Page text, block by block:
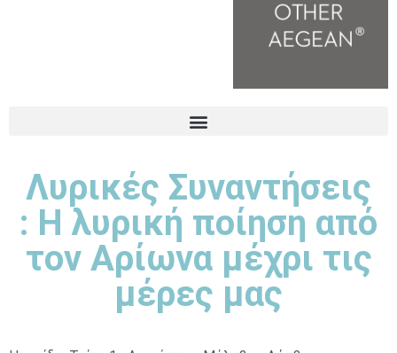
Λυρικές Συναντήσεις
: Η λυρική ποίηση από
τον Αρίωνα μέχρι τις
μέρες μας